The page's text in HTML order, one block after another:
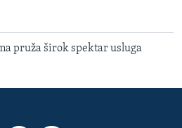
pruža širok spektar usluga